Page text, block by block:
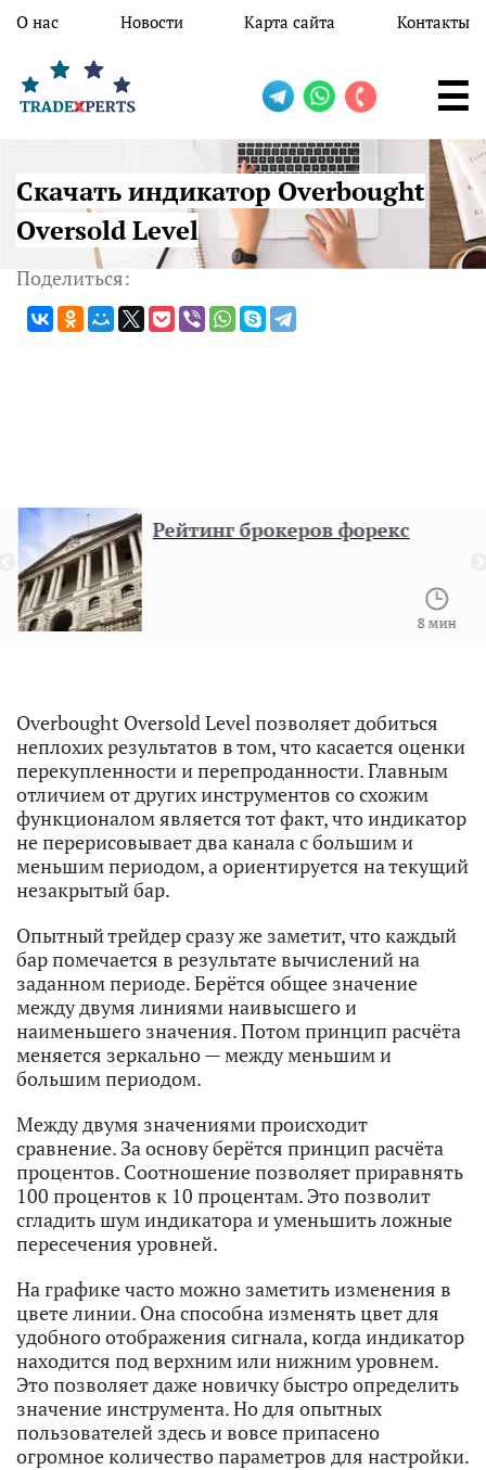
Перейти к основному содержанию
О нас Новости Карта сайта Контакты
Скачать индикатор Overbought
Oversold Level
Поделиться:
Рейтинг брокеров форекс
8 мин
Overbought Oversold Level позволяет добиться
неплохих результатов в том, что касается оценки
перекупленности и перепроданности. Главным
отличием от других инструментов со схожим
функционалом является тот факт, что индикатор
не перерисовывает два канала с большим и
меньшим периодом, а ориентируется на текущий
незакрытый бар.
Опытный трейдер сразу же заметит, что каждый
бар помечается в результате вычислений на
заданном периоде. Берётся общее значение
между двумя линиями наивысшего и
наименьшего значения. Потом принцип расчёта
меняется зеркально — между меньшим и
большим периодом.
Между двумя значениями происходит
сравнение. За основу берётся принцип расчёта
процентов. Соотношение позволяет приравнять
100 процентов к 10 процентам. Это позволит
сгладить шум индикатора и уменьшить ложные
пересечения уровней.
На графике часто можно заметить изменения в
цвете линии. Она способна изменять цвет для
удобного отображения сигнала, когда индикатор
находится под верхним или нижним уровнем.
Это позволяет даже новичку быстро определить
значение инструмента. Но для опытных
пользователей здесь и вовсе припасено
огромное количество параметров для настройки.